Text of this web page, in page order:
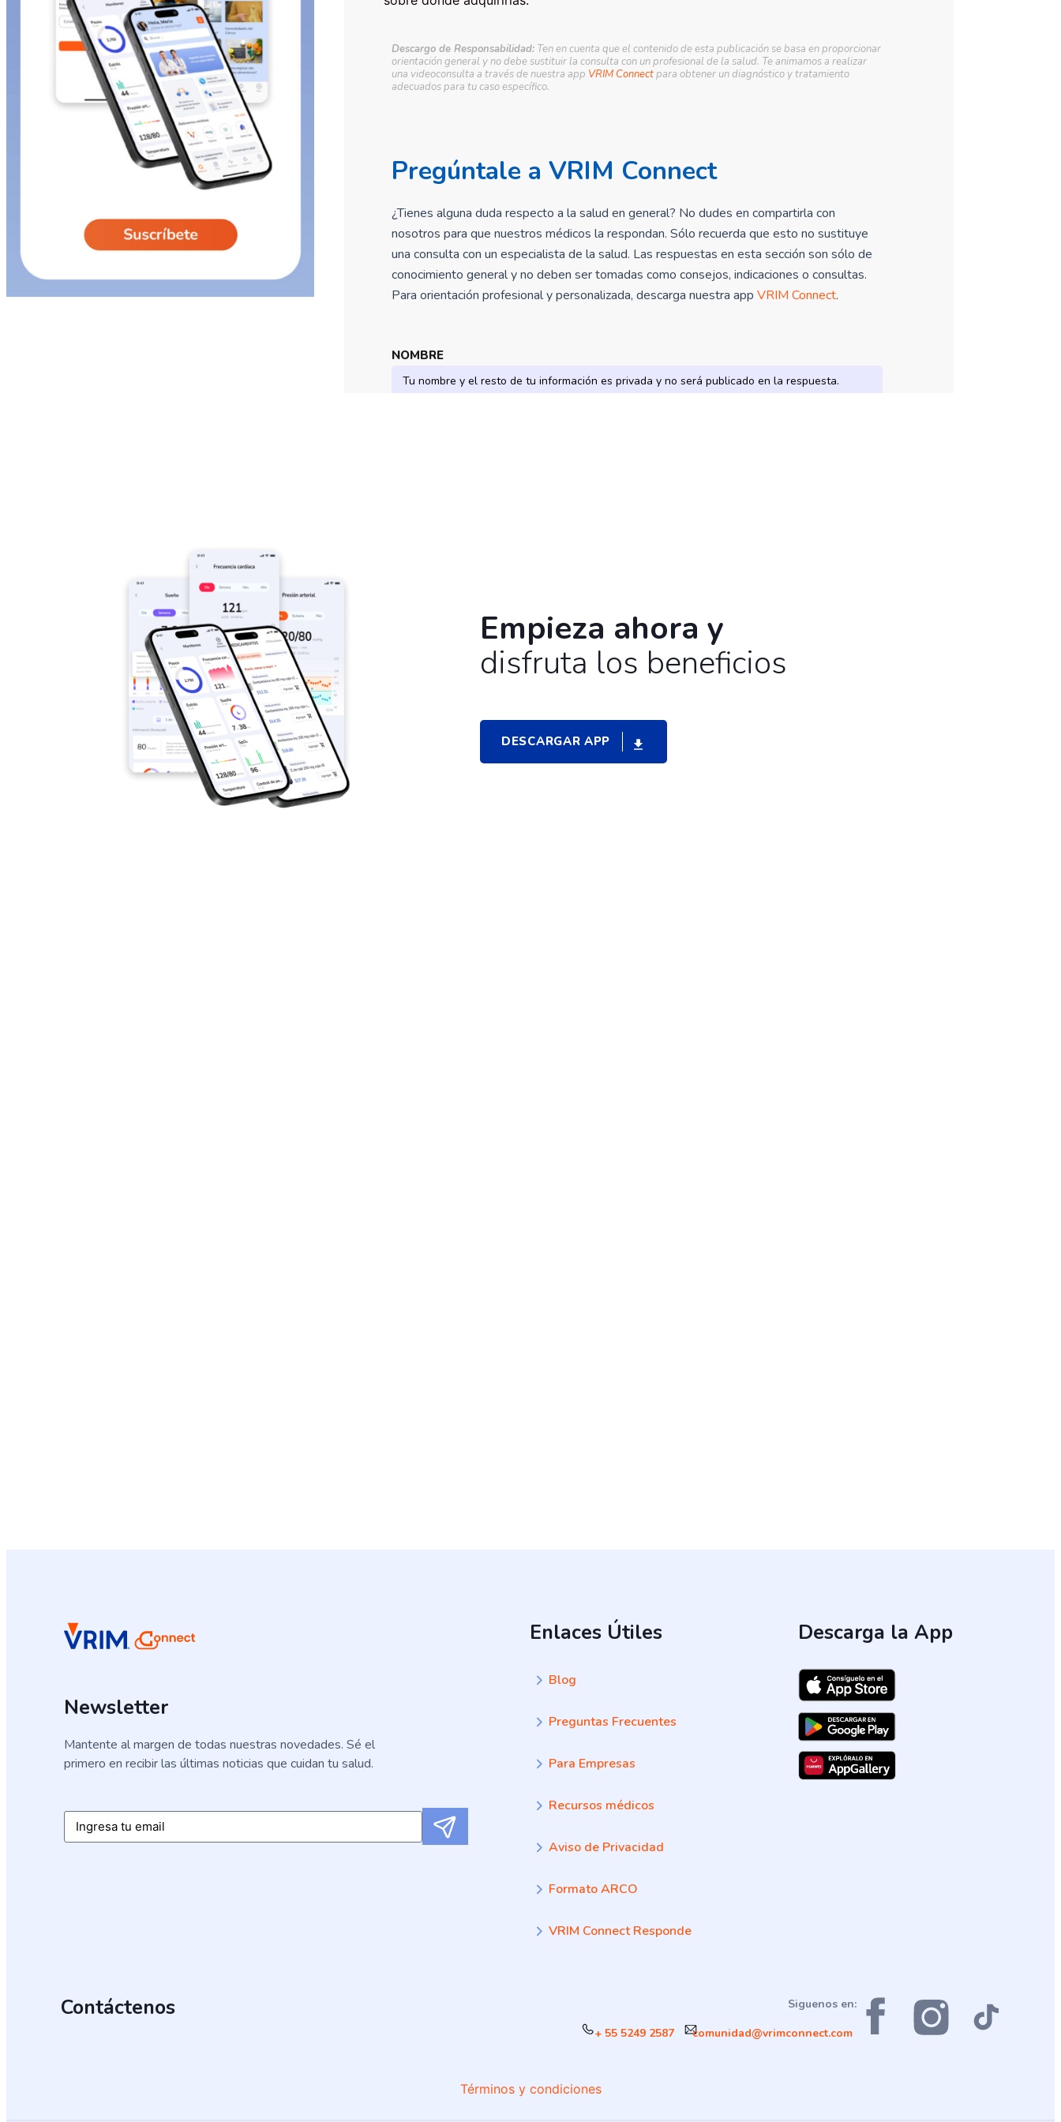
Descargo de Responsabilidad: Ten en cuenta que el contenido de esta publicación se basa en proporcionar
orientación general y no debe sustituir la consulta con un profesional de la salud. Te animamos a realizar
una videoconsulta a través de nuestra app VRIM Connectpara obtener un diagnóstico y tratamiento
adecuados para tu caso específico.
Pregúntale a VRIM Connect
¿Tienes alguna duda respecto a la salud en general? No dudes en compartirla con
nosotros para que nuestros médicos la respondan. Sólo recuerda que esto no sustituye
una consulta con un especialista de la salud. Las respuestas en esta sección son sólo de
conocimiento general y no deben ser tomadas como consejos, indicaciones o consultas.
Para orientación profesional y personalizada, descarga nuestra appVRIM Connect.
NOMBRE
ENVIAR MI PREGUNTA
Empieza ahora y
disfruta los beneficios
DESCARGAR APP
Newsletter
Mantente al margen de todas nuestras novedades. Sé el
primero en recibir las últimas noticias que cuidan tu salud.
Email Submit
Enlaces Útiles
Blog
Preguntas Frecuentes
Para Empresas
Recursos médicos
Aviso de Privacidad
Formato ARCO
VRIM Connect Responde
Descarga la App
Contáctenos
+ 55 5249 2587 comunidad@vrimconnect.com
Siguenos en:
Términos y condiciones